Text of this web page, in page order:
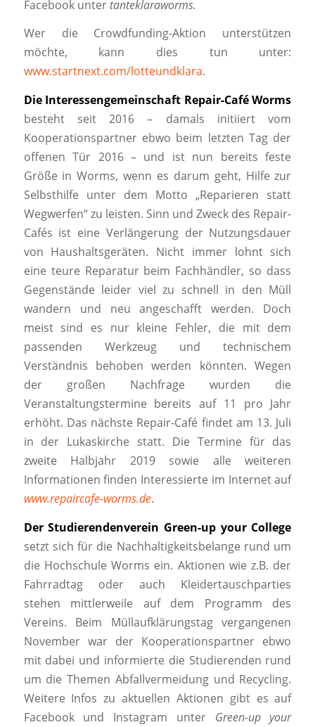
Facebook unter tanteklaraworms.
Wer die Crowdfunding-Aktion unterstützen
möchte, kann dies tun unter:
www.startnext.com/lotteundklara.
Die Interessengemeinschaft Repair-Café Worms
besteht seit 2016 – damals initiiert vom
Kooperationspartner ebwo beim letzten Tag der
offenen Tür 2016 – und ist nun bereits feste
Größe in Worms, wenn es darum geht, Hilfe zur
Selbsthilfe unter dem Motto „Reparieren statt
Wegwerfen“ zu leisten. Sinn und Zweck des Repair-
Cafés ist eine Verlängerung der Nutzungsdauer
von Haushaltsgeräten. Nicht immer lohnt sich
eine teure Reparatur beim Fachhändler, so dass
Gegenstände leider viel zu schnell in den Müll
wandern und neu angeschafft werden. Doch
meist sind es nur kleine Fehler, die mit dem
passenden Werkzeug und technischem
Verständnis behoben werden könnten. Wegen
der großen Nachfrage wurden die
Veranstaltungstermine bereits auf 11 pro Jahr
erhöht. Das nächste Repair-Café findet am 13. Juli
in der Lukaskirche statt. Die Termine für das
zweite Halbjahr 2019 sowie alle weiteren
Informationen finden Interessierte im Internet auf
www.repaircafe-worms.de.
Der Studierendenverein Green-up your College
setzt sich für die Nachhaltigkeitsbelange rund um
die Hochschule Worms ein. Aktionen wie z.B. der
Fahrradtag oder auch Kleidertauschparties
stehen mittlerweile auf dem Programm des
Vereins. Beim Müllaufklärungstag vergangenen
November war der Kooperationspartner ebwo
mit dabei und informierte die Studierenden rund
um die Themen Abfallvermeidung und Recycling.
Weitere Infos zu aktuellen Aktionen gibt es auf
Facebook und Instagram unter Green-up your